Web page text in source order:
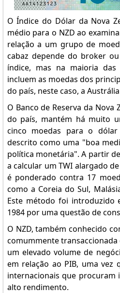
O Índice do Dólar da Nova
médio para o NZD ao
relação a um grupo de
cabaz depende do broker
índice, mas na maioria
incluem as moedas dos
do país, neste caso, a Austrália
O Banco de Reserva da Nova
do país, mantém há muito
cinco moedas para o dólar
descrito como uma "boa
política monetária". A partir
a calcular um TWI alargado
é ponderado contra 17
como a Coreia do Sul,
Este método foi introduzido
1984 por uma questão de
O NZD, também conhecido
comummente
um elevado volume de
em relação ao PIB, uma vez
internacionais que procuram
alto rendimento.